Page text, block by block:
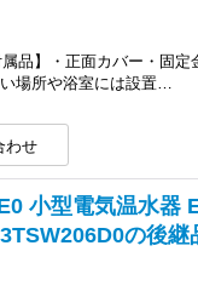
品】・正面カバー・固
場所や浴室には設置…
小型電気温水器
の後継